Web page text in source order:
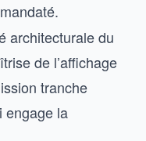
architecturale du
de l’affichage
tranche
engage la